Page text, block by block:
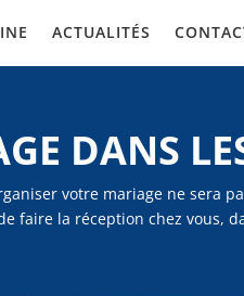
ACTUALITÉS
DANS
votre mariage ne sera
faire la réception chez vous,